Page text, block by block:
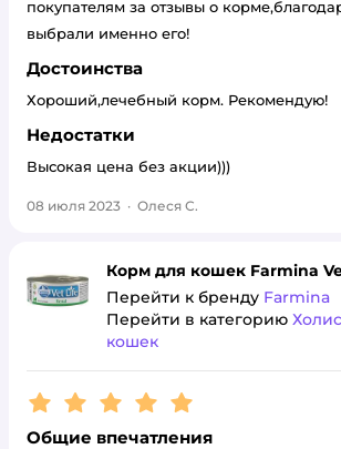
покупателям за отзывы о
выбрали именно его!
Достоинства
Хороший,лечебный корм. Рекомендую!
Недостатки
Высокая цена без акции)))
08 июля 2023 · Олеся С.
Корм для кошек Farmina
Перейти к бренду Farmina
Перейти в категорию
кошек
Рейтинг:5
Общие впечатления